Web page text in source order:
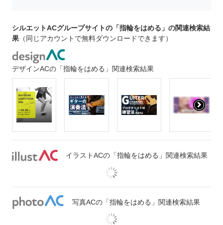
シルエットACグループサイトの「指輪をはめる」の関連検索結
果 （同じアカウントで無料ダウンロードできます）
デザインACの「指輪をはめる」関連検索結果
イラストACの「指輪をはめる」関連検索結果
写真ACの「指輪をはめる」関連検索結果